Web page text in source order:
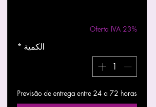
Oferta IVA 23%
الكمية *
Previsão de entrega entre 24 a 72 horas